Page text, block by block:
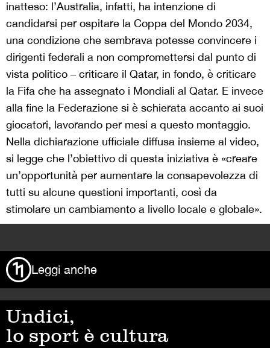
inatteso: l’Australia, infatti, ha intenzione di
candidarsi per ospitare la Coppa del Mondo 2034,
una condizione che sembrava potesse convincere i
dirigenti federali a non compromettersi dal punto di
vista politico – criticare il Qatar, in fondo, è criticare
la Fifa che ha assegnato i Mondiali al Qatar. E invece
alla fine la Federazione si è schierata accanto ai suoi
giocatori, lavorando per mesi a questo montaggio.
Nella dichiarazione ufficiale diffusa insieme al video,
si legge che l’obiettivo di questa iniziativa è «creare
un’opportunità per aumentare la consapevolezza di
tutti su alcune questioni importanti, così da
stimolare un cambiamento a livello locale e globale».
Leggi anche
Undici,
lo sport è cultura